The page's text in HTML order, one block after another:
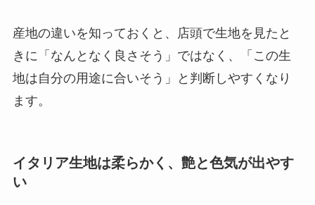
産地の違いを知っておくと、店頭で生地を見たと
きに「なんとなく良さそう」ではなく、「この生
地は自分の用途に合いそう」と判断しやすくなり
ます。
イタリア生地は柔らかく、艶と色気が出やす
い